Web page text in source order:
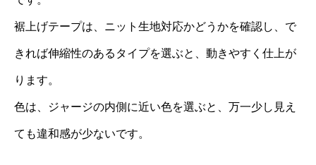
裾上げテープは、ニット生地対応かどうかを確認し、で
きれば伸縮性のあるタイプを選ぶと、動きやすく仕上が
ります。
色は、ジャージの内側に近い色を選ぶと、万一少し見え
ても違和感が少ないです。